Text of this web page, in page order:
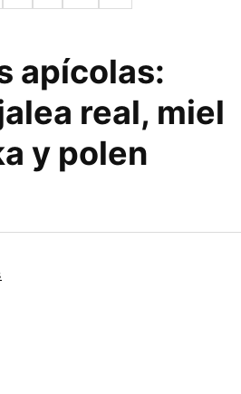
apícolas:
real, miel
y polen